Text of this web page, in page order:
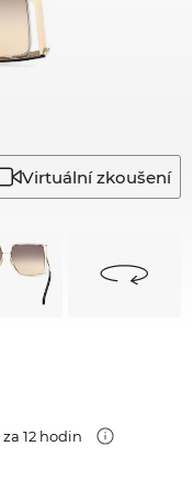
Virtuální zkoušení
12 hodin